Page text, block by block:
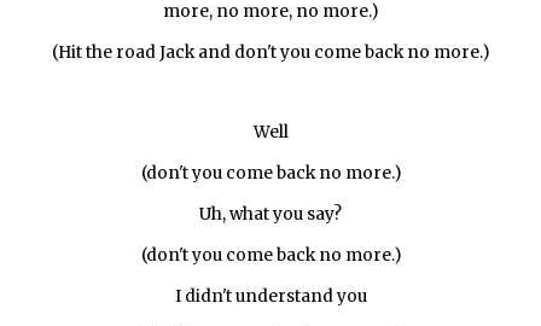
more, no more, no more.)
(Hit the road Jack and don't you come back no more.)
Well
(don't you come back no more.)
Uh, what you say?
(don't you come back no more.)
I didn't understand you